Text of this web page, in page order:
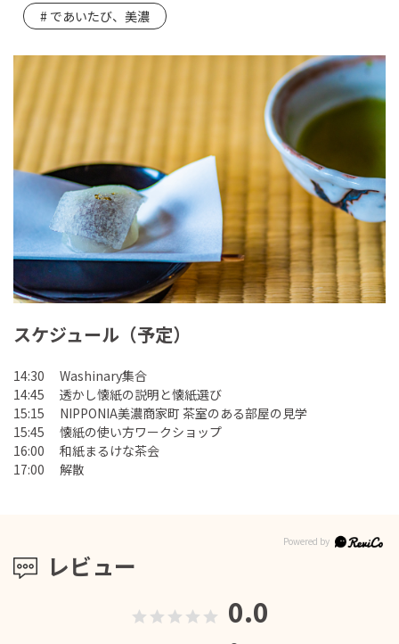
スケジュール（予定）
14:30 Washinary集合
14:45 透かし懐紙の説明と懐紙選び
15:15 NIPPONIA美濃商家町 茶室のある部屋の見学
15:45 懐紙の使い方ワークショップ
16:00 和紙まるけな茶会
17:00 解散
レビュー
0.0
であいたび、美濃